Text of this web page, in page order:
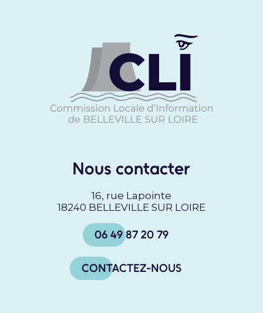
Nous contacter
16, rue Lapointe
18240 BELLEVILLE SUR LOIRE
06 49 87 20 79
CONTACTEZ-NOUS